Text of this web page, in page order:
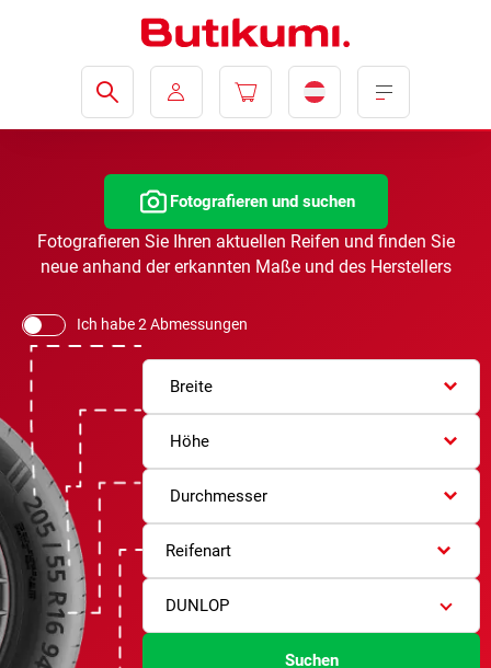
Fotografieren und suchen
Fotografieren Sie Ihren aktuellen Reifen und finden Sie
neue anhand der erkannten Maße und des Herstellers
Ich habe 2 Abmessungen
Breite
Höhe
Durchmesser
Reifenart
DUNLOP
Suchen